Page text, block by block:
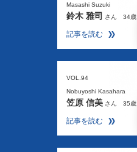
Masashi Suzuki
鈴木 雅司 さん 34歳
記事を読む
VOL.94
Nobuyoshi Kasahara
笠原 信美 さん 35歳
記事を読む